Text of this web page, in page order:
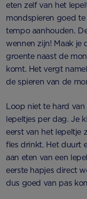
eten zelf van het
mondspieren goed
tempo aanhouden.
wennen zijn! Maak je
groente naast de
komt. Het vergt
de spieren van de
Loop niet te hard van
lepeltjes per dag. Je
eerst van het lepeltje
fles drinkt. Het duurt
aan eten van een
eerste hapjes direct
dus goed van pas